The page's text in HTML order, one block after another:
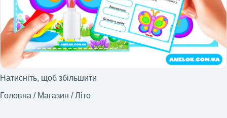
Натисніть, щоб збільшити
Головна / Магазин / Літо